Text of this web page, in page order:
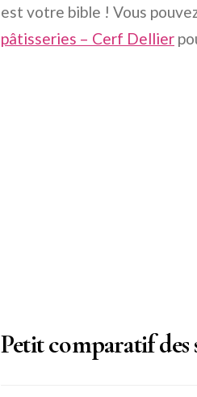
est votre bible ! Vous
pâtisseries – Cerf Dellier
Petit comparatif des